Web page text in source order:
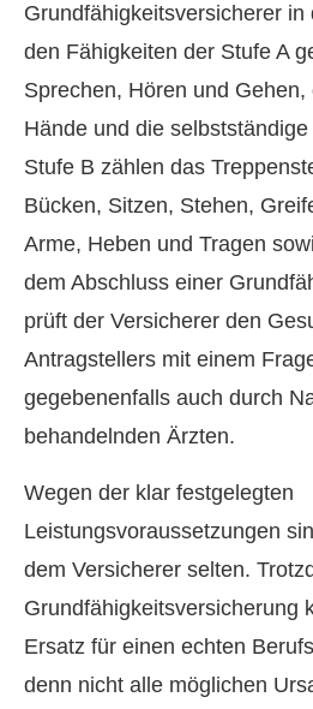
Grundfähigkeitsversicherer in
den Fähigkeiten der Stufe A
Sprechen, Hören und
Hände und die
Stufe B zählen das
Bücken, Sitzen, Stehen,
Arme, Heben und Tragen
dem Abschluss einer
prüft der Versicherer den
Antragstellers mit einem
gegebenenfalls auch durch
behandelnden Ärzten.
Wegen der klar festgelegten
Leistungsvoraussetzungen
dem Versicherer selten.
Grundfähigkeitsversicherung
Ersatz für einen echten
denn nicht alle möglichen